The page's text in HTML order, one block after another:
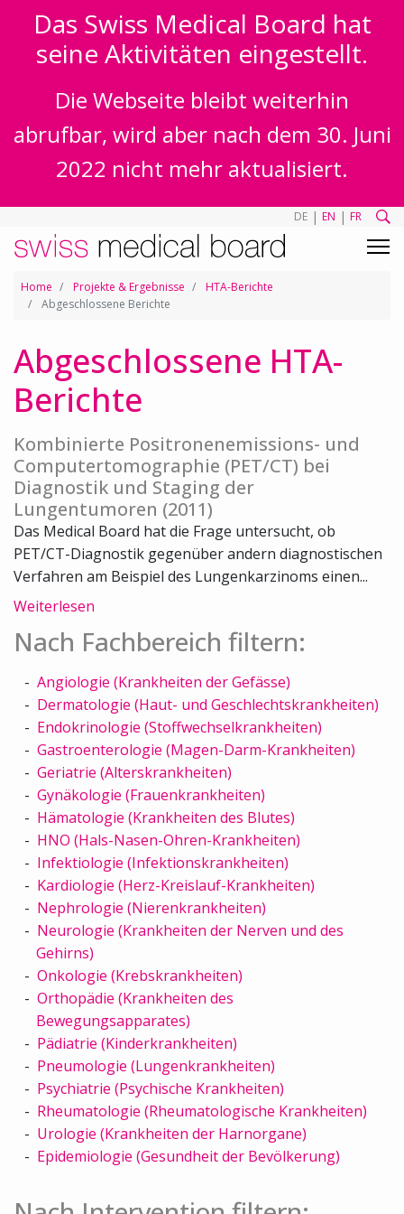
Das Swiss Medical Board hat
seine Aktivitäten eingestellt.
Die Webseite bleibt weiterhin
abrufbar, wird aber nach dem 30. Juni
2022 nicht mehr aktualisiert.
DE | EN | FR
Home Projekte & Ergebnisse
HTA-Berichte
Abgeschlossene Berichte
Abgeschlossene HTA-
Berichte
Kombinierte Positronenemissions- und
Computertomographie (PET/CT) bei
Diagnostik und Staging der
Lungentumoren (2011)
Das Medical Board hat die Frage untersucht, ob
PET/CT-Diagnostik gegenüber andern diagnostischen
Verfahren am Beispiel des Lungenkarzinoms einen...
Weiterlesen
Nach Fachbereich filtern:
Angiologie (Krankheiten der Gefässe)
Dermatologie (Haut- und Geschlechtskrankheiten)
Endokrinologie (Stoffwechselkrankheiten)
Gastroenterologie (Magen-Darm-Krankheiten)
Geriatrie (Alterskrankheiten)
Gynäkologie (Frauenkrankheiten)
Hämatologie (Krankheiten des Blutes)
HNO (Hals-Nasen-Ohren-Krankheiten)
Infektiologie (Infektionskrankheiten)
Kardiologie (Herz-Kreislauf-Krankheiten)
Nephrologie (Nierenkrankheiten)
Neurologie (Krankheiten der Nerven und des
Gehirns)
Onkologie (Krebskrankheiten)
Orthopädie (Krankheiten des
Bewegungsapparates)
Pädiatrie (Kinderkrankheiten)
Pneumologie (Lungenkrankheiten)
Psychiatrie (Psychische Krankheiten)
Rheumatologie (Rheumatologische Krankheiten)
Urologie (Krankheiten der Harnorgane)
Epidemiologie (Gesundheit der Bevölkerung)